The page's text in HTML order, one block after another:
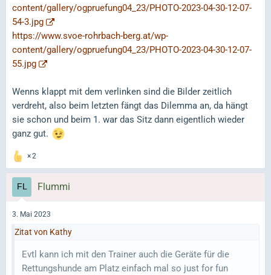
content/gallery/ogpruefung04_23/PHOTO-2023-04-30-12-07-
54-3.jpg
https://www.svoe-rohrbach-berg.at/wp-
content/gallery/ogpruefung04_23/PHOTO-2023-04-30-12-07-
55.jpg
Wenns klappt mit dem verlinken sind die Bilder zeitlich
verdreht, also beim letzten fängt das Dilemma an, da hängt
sie schon und beim 1. war das Sitz dann eigentlich wieder
ganz gut.
2
Flummi
3. Mai 2023
Zitat von Kathy
Evtl kann ich mit den Trainer auch die Geräte für die
Rettungshunde am Platz einfach mal so just for fun